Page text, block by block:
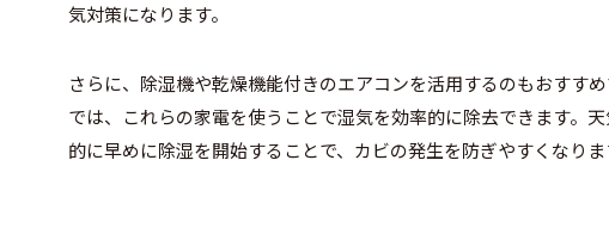
気対策になります。
さらに、除湿機や乾燥機能付きのエアコンを活用するのもおすす
では、これらの家電を使うことで湿気を効率的に除去できます。
的に早めに除湿を開始することで、カビの発生を防ぎやすくなりま